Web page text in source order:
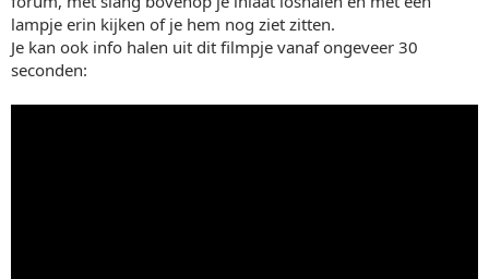
lampje erin kijken of je hem nog ziet zitten.
Je kan ook info halen uit dit filmpje vanaf ongeveer 30
seconden: